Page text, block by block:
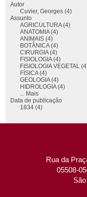
Autor
Cuvier, Georges (4)
Assunto
AGRICULTURA (4)
ANATOMIA (4)
ANIMAIS (4)
BOTÂNICA (4)
CIRURGIA (4)
FISIOLOGIA (4)
FISIOLOGIA VEGETAL
FÍSICA (4)
GEOLOGIA (4)
HIDROLOGIA (4)
... Mais
Data de publicação
1834 (4)
Rua da
05508-